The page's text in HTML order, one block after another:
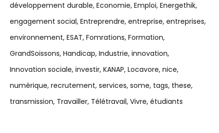
développement durable Economie Emploi Energethik
engagement social Entreprendre entreprise entreprises
environnement ESAT Fomrations Formation
GrandSoissons Handicap Industrie innovation
Innovation sociale investir KANAP Locavore nice
numérique recrutement services some tags these
transmission Travailler Télétravail Vivre étudiants